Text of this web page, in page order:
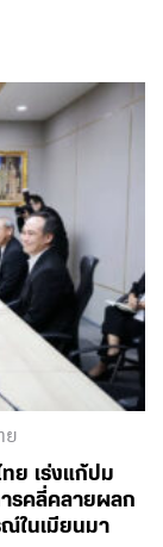
ย
ทย เร่งแก้ปม
รคลี่คลายผลก
ในเมียนมา